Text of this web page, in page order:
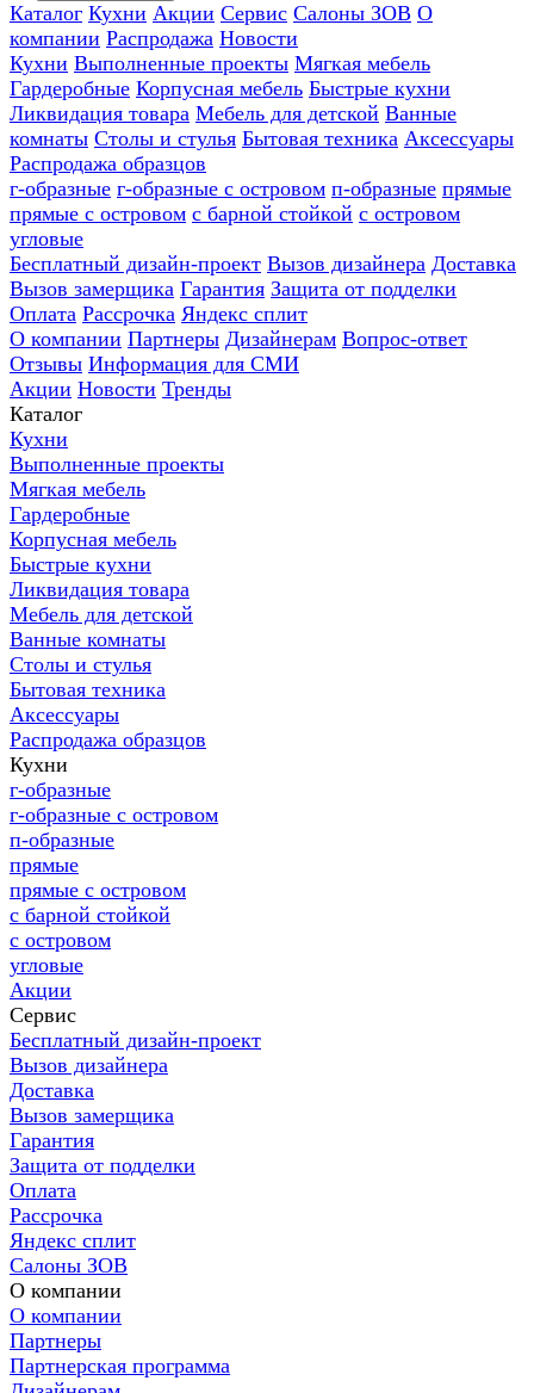
Каталог Кухни Акции Сервис Салоны ЗОВ О
компании Распродажа Новости
Кухни Выполненные проекты Мягкая мебель
Гардеробные Корпусная мебель Быстрые кухни
Ликвидация товара Мебель для детской Ванные
комнаты Столы и стулья Бытовая техника Аксессуары
Распродажа образцов
г-образные г-образные с островом п-образные прямые
прямые с островом с барной стойкой с островом
угловые
Бесплатный дизайн-проект Вызов дизайнера Доставка
Вызов замерщика Гарантия Защита от подделки
Оплата Рассрочка Яндекс сплит
О компании Партнеры Дизайнерам Вопрос-ответ
Отзывы Информация для СМИ
Акции Новости Тренды
Каталог
Кухни
Выполненные проекты
Мягкая мебель
Гардеробные
Корпусная мебель
Быстрые кухни
Ликвидация товара
Мебель для детской
Ванные комнаты
Столы и стулья
Бытовая техника
Аксессуары
Распродажа образцов
Кухни
г-образные
г-образные с островом
п-образные
прямые
прямые с островом
с барной стойкой
с островом
угловые
Акции
Сервис
Бесплатный дизайн-проект
Вызов дизайнера
Доставка
Вызов замерщика
Гарантия
Защита от подделки
Оплата
Рассрочка
Яндекс сплит
Салоны ЗОВ
О компании
О компании
Партнеры
Партнерская программа